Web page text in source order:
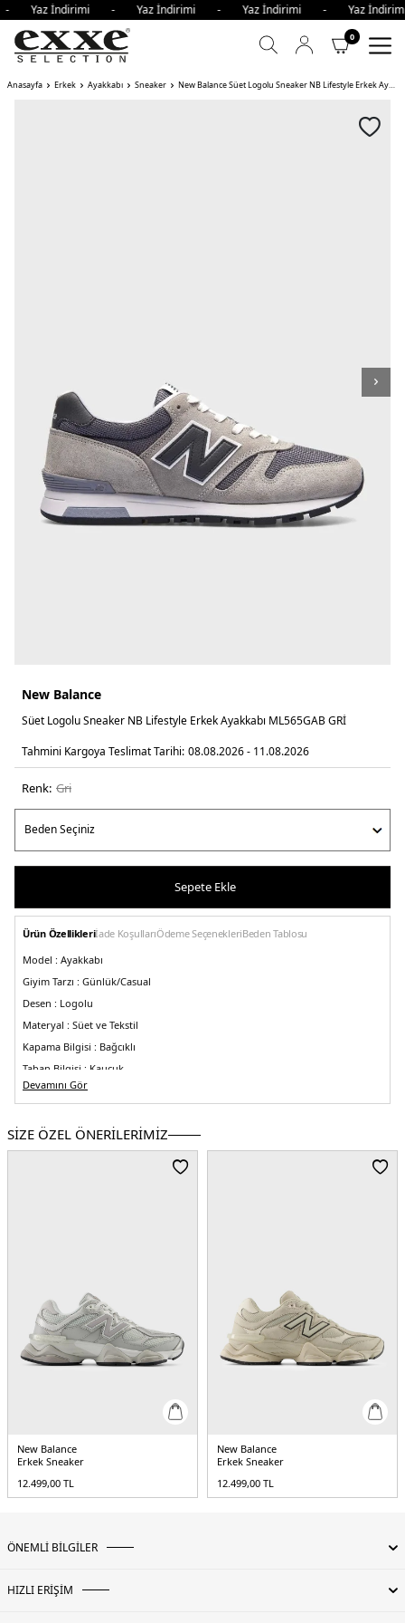
- Yaz İndirimi - Yaz İndirimi - Yaz İndirimi - Yaz
0
Anasayfa Erkek Ayakkabı Sneaker New Balance Süet Logolu Sneaker NB Lifestyle Erkek Ayakkabı
New Balance
Süet Logolu Sneaker NB Lifestyle Erkek Ayakkabı ML565GAB GRİ
Tahmini Kargoya Teslimat Tarihi: 08.08.2026 - 11.08.2026
Renk: gri̇
Sepete Ekle
Ürün Özellikleriİade KoşullarıÖdeme SeçenekleriBeden Tablosu
Model : Ayakkabı
Giyim Tarzı : Günlük/Casual
Desen : Logolu
Materyal : Süet ve Tekstil
Kapama Bilgisi : Bağcıklı
Taban Bilgisi : Kauçuk
Detay :-Eva orta taban
Kontrast renkli logolu fort tasarım-Fort kısmında marka baskılı kaplama
Üretim Yeri :Türkiye
Devamını Gör
SİZE ÖZEL ÖNERİLERİMİZ
New Balance
Erkek Sneaker
12.499,00 TL
New Balance
Erkek Sneaker
12.499,00 TL
ÖNEMLİ BİLGİLER
HIZLI ERİŞİM